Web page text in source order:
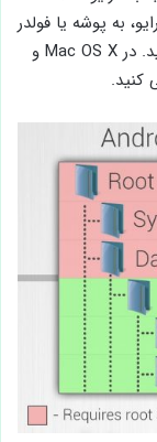
به پوشه یا فولدر
My Document برسید و به آن دسترسی پیدا کنید. در Mac OS X و